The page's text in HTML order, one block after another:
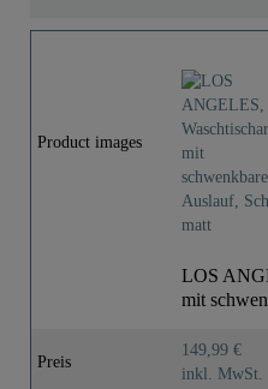
Product images
LOS
mit
Preis
149,99 €
inkl. MwSt.